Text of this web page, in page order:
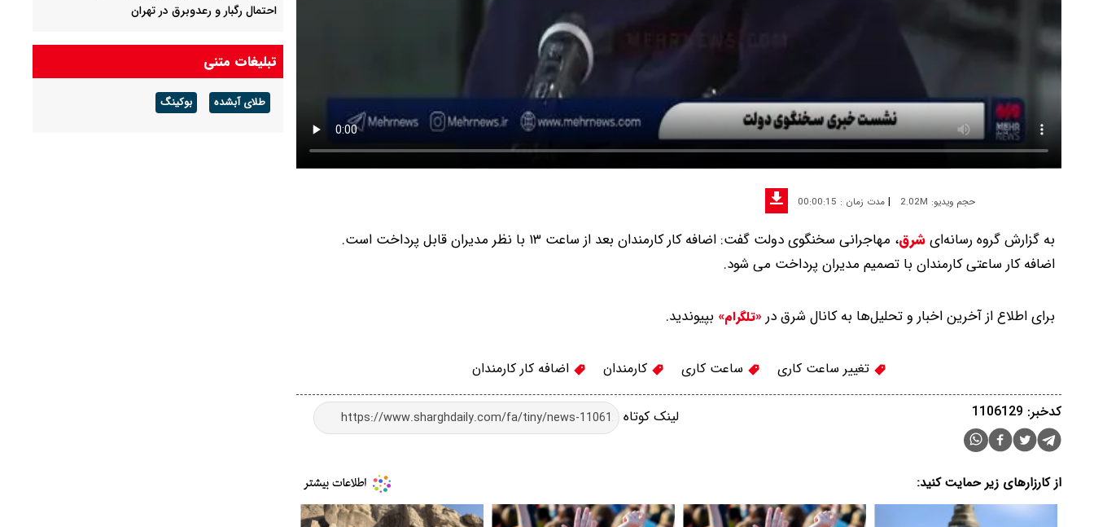
حجم ویدیو: 2.02M | مدت زمان : 00:00:15
به گزارش گروه رسانه‌ایشرق، مهاجرانی سخنگوی دولت گفت: اضافه کار کارمندان بعد از ساعت ۱۳ با نظر مدیران قابل پرداخت است.
اضافه کار ساعتی کارمندان با تصمیم مدیران پرداخت می شود.
برای اطلاع از آخرین اخبار و تحلیل‌ها به کانال شرق در «تلگرام» بپیوندید.
تغییر ساعت کاری ساعت کاری کارمندان اضافه کار کارمندان
لینک کوتاه کدخبر: 1106129
از کارزارهای زیر حمایت کنید:
احتمال رگبار و رعدوبرق در تهران
زلزله ۴ ریشتری در هفتکل خوزستان
تبلیغات متنی
طلای آبشده بوکینگ